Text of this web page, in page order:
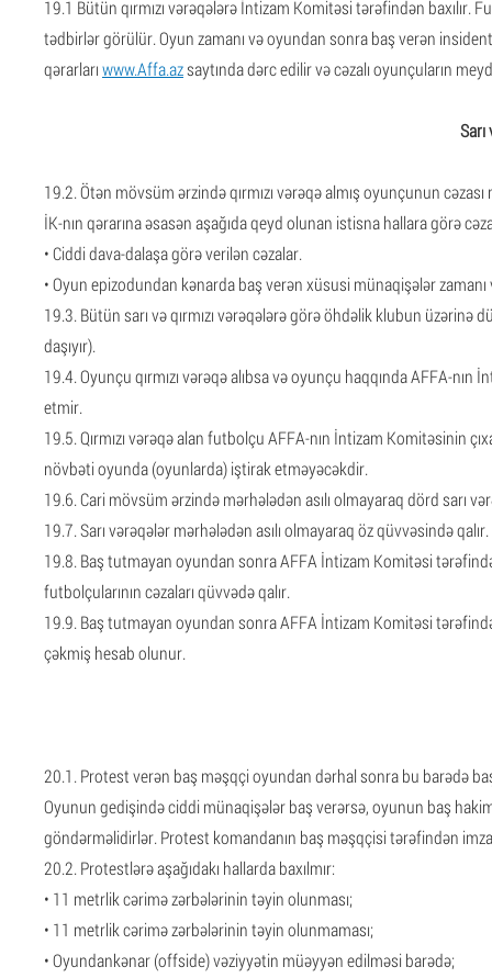
19.1 Bütün qırmızı vərəqələrə İntizam Komitəsi tərəfindən
tədbirlər görülür. Oyun zamanı və oyundan sonra baş verən
qərarlarıwww.Affa.azsaytında dərc edilir və cəzalı oyunçuların
Sarı
19.2. Ötən mövsüm ərzində qırmızı vərəqə almış oyunçunun
İK-nın qərarına əsasən aşağıda qeyd olunan istisna hallara görə
• Ciddi dava-dalaşa görə verilən cəzalar.
• Oyun epizodundan kənarda baş verən xüsusi münaqişələr zamanı
19.3. Bütün sarı və qırmızı vərəqələrə görə öhdəlik klubun
daşıyır).
19.4. Oyunçu qırmızı vərəqə alıbsa və oyunçu haqqında AFFA-
etmir.
19.5. Qırmızı vərəqə alan futbolçu AFFA-nın İntizam Komitəsinin
növbəti oyunda (oyunlarda) iştirak etməyəcəkdir.
19.6. Cari mövsüm ərzində mərhələdən asılı olmayaraq dörd sarı
19.7. Sarı vərəqələr mərhələdən asılı olmayaraq öz qüvvəsində qalır.
19.8. Baş tutmayan oyundan sonra AFFA İntizam Komitəsi
futbolçularının cəzaları qüvvədə qalır.
19.9. Baş tutmayan oyundan sonra AFFA İntizam Komitəsi
çəkmiş hesab olunur.
20.1. Protest verən baş məşqçi oyundan dərhal sonra bu barədə
Oyunun gedişində ciddi münaqişələr baş verərsə, oyunun baş
göndərməlidirlər. Protest komandanın baş məşqçisi tərəfindən
20.2. Protestlərə aşağıdakı hallarda baxılmır:
• 11 metrlik cərimə zərbələrinin təyin olunması;
• 11 metrlik cərimə zərbələrinin təyin olunmaması;
• Oyundankənar (offside) vəziyyətin müəyyən edilməsi barədə;